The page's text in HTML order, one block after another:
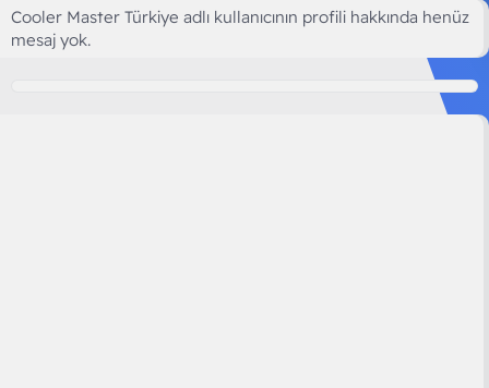
Cooler Master Türkiye adlı kullanıcının profili hakkında henüz
mesaj yok.